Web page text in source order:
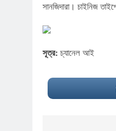
সানজিদারা। চাইনিজ
সূত্র: চ্যানেল আই